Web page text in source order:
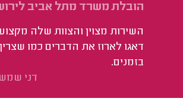
הובלת משרד מתל אביב
השירות מצוין והצוות שלה
דאגו לארוז את הדברים כמו
בזמנים.
דני